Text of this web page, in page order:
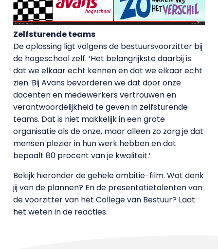
Zelfsturende teams
De oplossing ligt volgens de bestuursvoorzitter bij
de hogeschool zelf. ‘Het belangrijkste daarbij is
dat we elkaar echt kennen en dat we elkaar echt
zien. Bij Avans bevorderen we dat door onze
docenten en medewerkers vertrouwen en
verantwoordelijkheid te geven in zelfsturende
teams. Dat is niet makkelijk in een grote
organisatie als de onze, maar alleen zo zorg je dat
mensen plezier in hun werk hebben en dat
bepaalt 80 procent van je kwaliteit.’
Bekijk hieronder de gehele ambitie-film. Wat denk
jij van de plannen? En de presentatietalenten van
de voorzitter van het College van Bestuur? Laat
het weten in de reacties.